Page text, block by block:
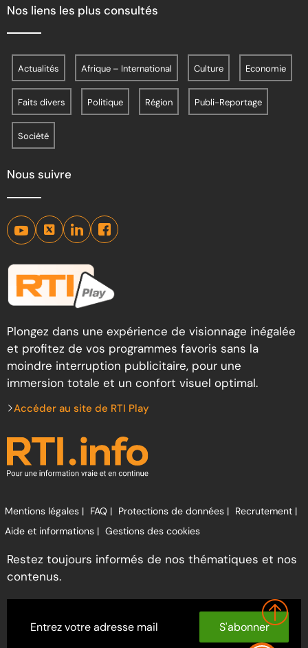
Nos liens les plus consultés
Actualités Afrique – International Culture Economie
Faits divers Politique Région Publi-Reportage
Société
Nous suivre
Plongez dans une expérience de visionnage inégalée
et profitez de vos programmes favoris sans la
moindre interruption publicitaire, pour une
immersion totale et un confort visuel optimal.
Accéder au site de RTI Play
Mentions légales | FAQ | Protections de données | Recrutement |
Aide et informations | Gestions des cookies
Restez toujours informés de nos thématiques et nos
contenus.
S'abonner